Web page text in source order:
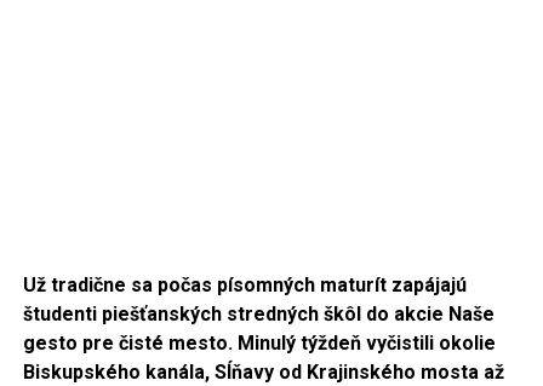
Už tradične sa počas písomných maturít zapájajú
študenti piešťanských stredných škôl do akcie Naše
gesto pre čisté mesto. Minulý týždeň vyčistili okolie
Biskupského kanála, Sĺňavy od Krajinského mosta až